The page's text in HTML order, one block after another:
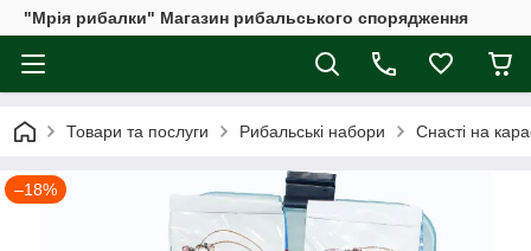
"Мрія рибалки" Магазин рибальського спорядження
Товари та послуги Рибальські набори Снасті на
–18%